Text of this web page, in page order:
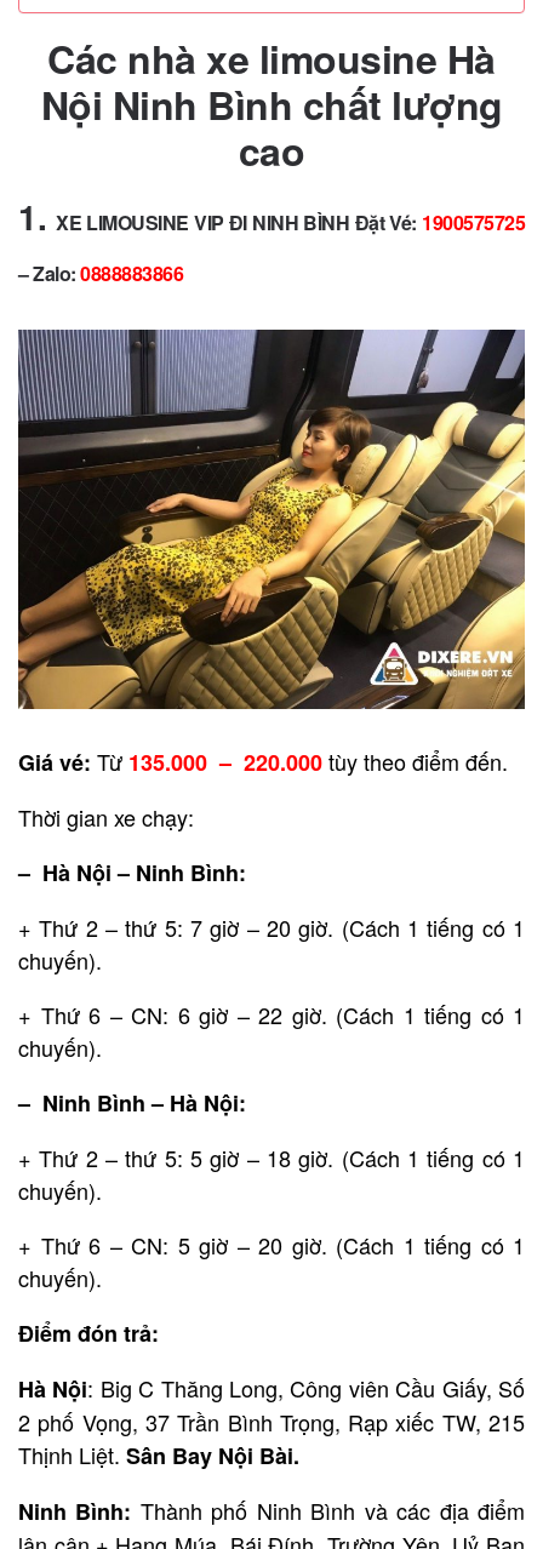
Các nhà xe limousine Hà
Nội Ninh Bình chất lượng
cao
1.XE LIMOUSINE VIP ĐI NINH BÌNH Đặt Vé: 1900575725
– Zalo:0888883866
Giá vé: Từ 135.000 – 220.000tùy theo điểm đến.
Thời gian xe chạy:
– Hà Nội – Ninh Bình:
+ Thứ 2 – thứ 5: 7 giờ – 20 giờ. (Cách 1 tiếng có 1
chuyến).
+ Thứ 6 – CN: 6 giờ – 22 giờ. (Cách 1 tiếng có 1
chuyến).
– Ninh Bình – Hà Nội:
+ Thứ 2 – thứ 5: 5 giờ – 18 giờ. (Cách 1 tiếng có 1
chuyến).
+ Thứ 6 – CN: 5 giờ – 20 giờ. (Cách 1 tiếng có 1
chuyến).
Điểm đón trả:
Hà Nội: Big C Thăng Long, Công viên Cầu Giấy, Số
2 phố Vọng, 37 Trần Bình Trọng, Rạp xiếc TW, 215
Thịnh Liệt. Sân Bay Nội Bài.
Ninh Bình: Thành phố Ninh Bình và các địa điểm